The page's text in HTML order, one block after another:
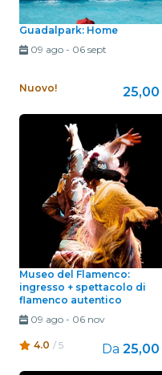
Guadalpark: Home
09 ago- 06 sept
Nuovo!
Museo del Flamenco:
ingresso + spettacolo di
flamenco autentico
09 ago- 06 nov
4.0 / 5 Da